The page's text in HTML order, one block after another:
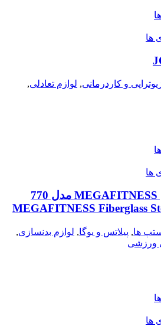
ها
و کاردرمانی, لوازم تعادلی,
ها
تخته استپ فایبرگلاس MEGAFITNESS مدل 770
MEGAFITNESS Fiberglass
ها, پیلاتس و یوگا, لوازم بدنسازی,
ورزشی
ها